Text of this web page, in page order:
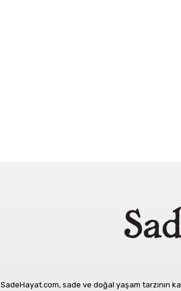
SadeHayat.com, sade ve doğal yaşam tarzının